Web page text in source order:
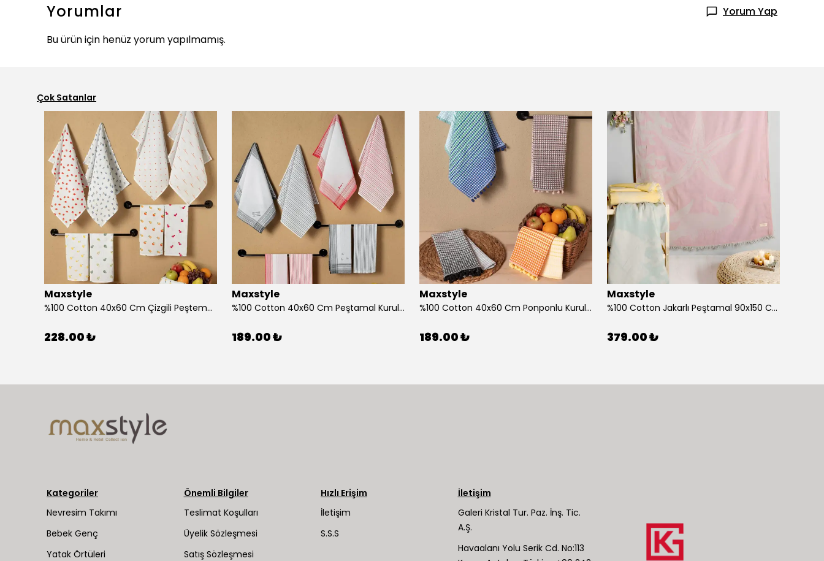
Yorumlar
Yorum Yap
Bu ürün için henüz yorum yapılmamış.
Çok Satanlar
Maxstyle
%100 Cotton 40x60 Cm Çizgili Peştemal Kurulama Bezi 2 Li Set
228.00 ₺
Maxstyle
%100 Cotton 40x60 Cm Peştamal Kurulama Bezi 4 Lü Set
189.00 ₺
Maxstyle
%100 Cotton 40x60 Cm Ponponlu Kurulama Bezi Tekli
189.00 ₺
Maxstyle
%100 Cotton Jakarlı Peştamal 90x150 Cm Deniz Yıldızı Mint
379.00 ₺
Kategoriler
Nevresim Takımı
Bebek Genç
Yatak Örtüleri
Önemli Bilgiler
Teslimat Koşulları
Üyelik Sözleşmesi
Satış Sözleşmesi
Hızlı Erişim
İletişim
S.S.S
İletişim
Galeri Kristal Tur. Paz. İnş. Tic.
A.Ş.
Havaalanı Yolu Serik Cd. No:113